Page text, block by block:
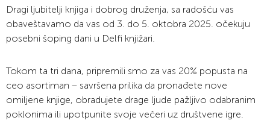
Dragi ljubitelji knjiga i dobrog druženja, sa radošću vas
obaveštavamo da vas od 3. do 5. oktobra 2025. očekuju
posebni šoping dani u Delfi knjižari.
Tokom ta tri dana, pripremili smo za vas 20% popusta na
ceo asortiman – savršena prilika da pronađete nove
omiljene knjige, obradujete drage ljude pažljivo odabranim
poklonima ili upotpunite svoje večeri uz društvene igre.